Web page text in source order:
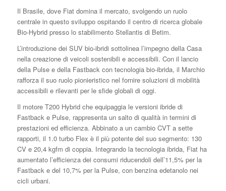
Il Brasile, dove Fiat domina il mercato, svolgendo un ruolo
centrale in questo sviluppo ospitando il centro di ricerca globale
Bio-Hybrid presso lo stabilimento Stellantis di Betim.
L’introduzione dei SUV bio-ibridi sottolinea l’impegno della Casa
nella creazione di veicoli sostenibili e accessibili. Con il lancio
della Pulse e della Fastback con tecnologia bio-ibrida, il Marchio
rafforza il suo ruolo pionieristico nel fornire soluzioni di mobilità
accessibili e rilevanti per le sfide globali di oggi.
Il motore T200 Hybrid che equipaggia le versioni ibride di
Fastback e Pulse, rappresenta un salto di qualità in termini di
prestazioni ed efficienza. Abbinato a un cambio CVT a sette
rapporti, il 1.0 turbo Flex è il più potente del suo segmento: 130
CV e 20,4 kgfm di coppia. Integrando la tecnologia ibrida, Fiat ha
aumentato l’efficienza dei consumi riducendoli dell’11,5% per la
Fastback e del 10,7% per la Pulse, con benzina edetanolo nei
cicli urbani.